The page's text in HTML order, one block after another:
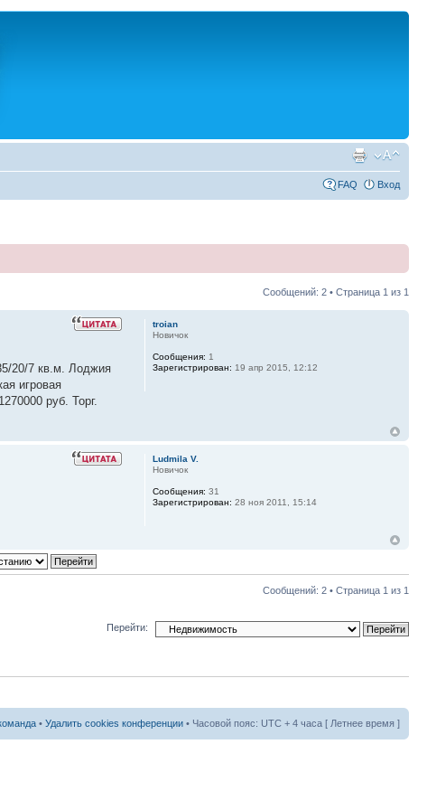
FAQ Вход
Сообщений: 2 • Страница 1 из 1
20/7 кв.м. Лоджия
игровая
руб. Торг.
troian
Новичок
Сообщения: 1
Зарегистрирован: 19 апр 2015, 12:12
Ludmila V.
Новичок
Сообщения: 31
Зарегистрирован: 28 ноя 2011, 15:14
Сообщений: 2 • Страница 1 из 1
Перейти:
• Удалить cookies конференции • Часовой пояс: UTC + 4 часа [ Летнее время ]